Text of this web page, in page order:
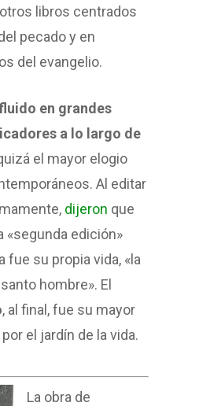
libros centrados
pecado y en
del evangelio.
en grandes
a lo largo de
el mayor elogio
Al editar
dijeron que
«segunda edición»
fue su propia vida, «la
hombre». El
, al final, fue su mayor
el jardín de la vida.
La obra de